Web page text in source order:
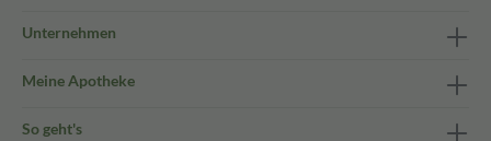
Unternehmen
Meine Apotheke
So geht's